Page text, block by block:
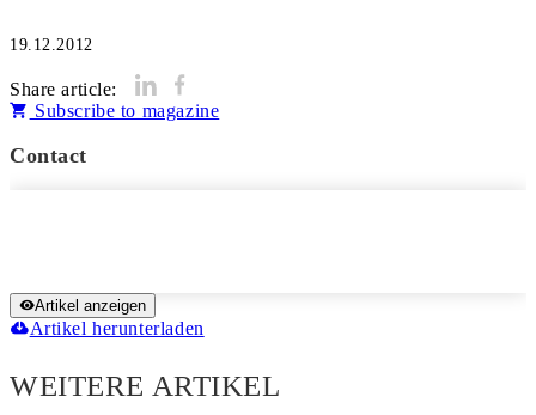
19.12.2012
Share article:
Subscribe to magazine
Contact
Artikel anzeigen
Artikel herunterladen
WEITERE ARTIKEL